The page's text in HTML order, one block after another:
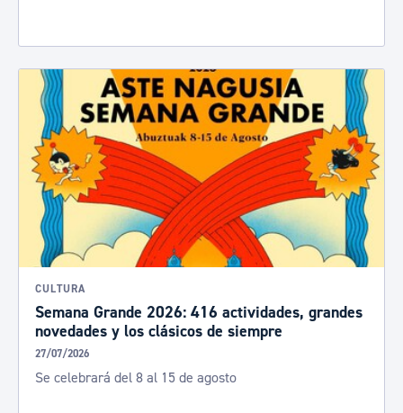
CULTURA
Semana Grande 2026: 416 actividades, grandes
novedades y los clásicos de siempre
27/07/2026
Se celebrará del 8 al 15 de agosto